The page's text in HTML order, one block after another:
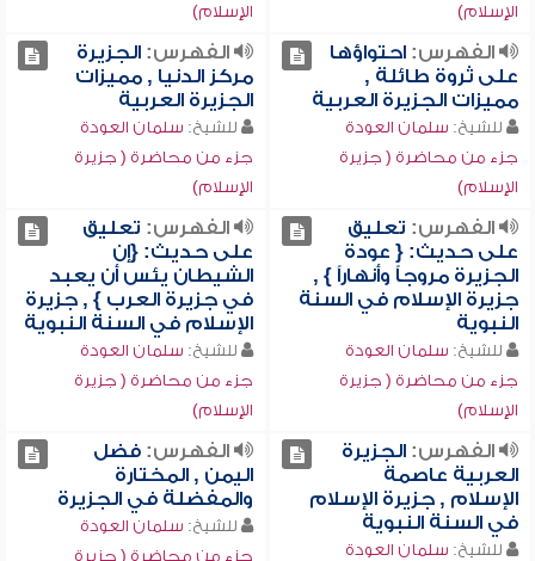
الإسلام)
الإسلام)
الفهرس:احتواؤها
على ثروة طائلة ,
مميزات الجزيرة العربية
للشيخ: سلمان العودة
جزء من محاضرة ( جزيرة
الإسلام)
الفهرس:الجزيرة
مركز الدنيا , مميزات
الجزيرة العربية
للشيخ: سلمان العودة
جزء من محاضرة ( جزيرة
الإسلام)
الفهرس: تعليق
على حديث: { عودة
الجزيرة مروجاً وأنهاراً } ,
جزيرة الإسلام في السنة
النبوية
للشيخ: سلمان العودة
جزء من محاضرة ( جزيرة
الإسلام)
الفهرس: تعليق
على حديث: {إن
الشيطان يئس أن يعبد
في جزيرة العرب } , جزيرة
الإسلام في السنة النبوية
للشيخ: سلمان العودة
جزء من محاضرة ( جزيرة
الإسلام)
الفهرس:الجزيرة
العربية عاصمة
الإسلام , جزيرة الإسلام
في السنة النبوية
للشيخ: سلمان العودة
الفهرس:فضل
اليمن , المختارة
والمفضلة في الجزيرة
للشيخ: سلمان العودة
جزء من محاضرة ( جزيرة